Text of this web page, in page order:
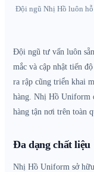
Đội ngũ Nhị Hồ luôn hỗ
Đội ngũ tư vấn luôn
mắc và cập nhật tiến
ra rập cũng triển khai
hàng. Nhị Hồ Uniform
hàng tận nơi trên toàn
Đa dạng chất liệu
Nhị Hồ Uniform sở